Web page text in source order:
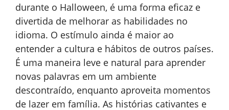
durante o Halloween, é uma forma eficaz e
divertida de melhorar as habilidades no
idioma. O estímulo ainda é maior ao
entender a cultura e hábitos de outros países.
É uma maneira leve e natural para aprender
novas palavras em um ambiente
descontraído, enquanto aproveita momentos
de lazer em família. As histórias cativantes e